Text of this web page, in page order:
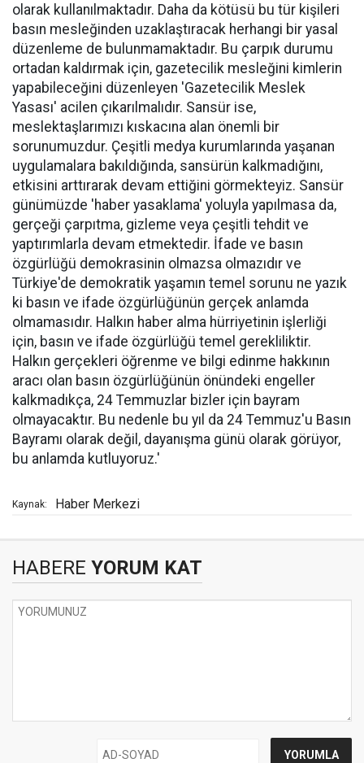
olarak kullanılmaktadır. Daha da kötüsü bu tür kişileri
basın mesleğinden uzaklaştıracak herhangi bir yasal
düzenleme de bulunmamaktadır. Bu çarpık durumu
ortadan kaldırmak için, gazetecilik mesleğini kimlerin
yapabileceğini düzenleyen 'Gazetecilik Meslek
Yasası' acilen çıkarılmalıdır. Sansür ise,
meslektaşlarımızı kıskacına alan önemli bir
sorunumuzdur. Çeşitli medya kurumlarında yaşanan
uygulamalara bakıldığında, sansürün kalkmadığını,
etkisini arttırarak devam ettiğini görmekteyiz. Sansür
günümüzde 'haber yasaklama' yoluyla yapılmasa da,
gerçeği çarpıtma, gizleme veya çeşitli tehdit ve
yaptırımlarla devam etmektedir. İfade ve basın
özgürlüğü demokrasinin olmazsa olmazıdır ve
Türkiye'de demokratik yaşamın temel sorunu ne yazık
ki basın ve ifade özgürlüğünün gerçek anlamda
olmamasıdır. Halkın haber alma hürriyetinin işlerliği
için, basın ve ifade özgürlüğü temel gerekliliktir.
Halkın gerçekleri öğrenme ve bilgi edinme hakkının
aracı olan basın özgürlüğünün önündeki engeller
kalkmadıkça, 24 Temmuzlar bizler için bayram
olmayacaktır. Bu nedenle bu yıl da 24 Temmuz'u Basın
Bayramı olarak değil, dayanışma günü olarak görüyor,
bu anlamda kutluyoruz.'
Kaynak: Haber Merkezi
HABERE YORUM KAT